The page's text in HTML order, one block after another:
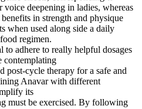
voice deepening in ladies, whereas
in strength and physique
when used along side a daily
regimen.
to adhere to really helpful dosages
contemplating
post-cycle therapy for a safe and
Anavar with different
its
must be exercised. By following